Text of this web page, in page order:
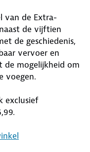
van de Extra-
de vijftien
de geschiedenis,
vervoer en
mogelijkheid om
voegen.
exclusief